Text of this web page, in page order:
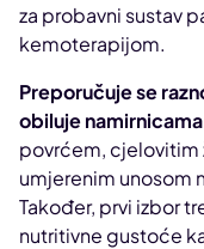
za probavni sustav
kemoterapijom.
Preporučuje se
obiluje
povrćem, cjelovitim
umjerenim unosom
Također, prvi izbor
nutritivne gustoće